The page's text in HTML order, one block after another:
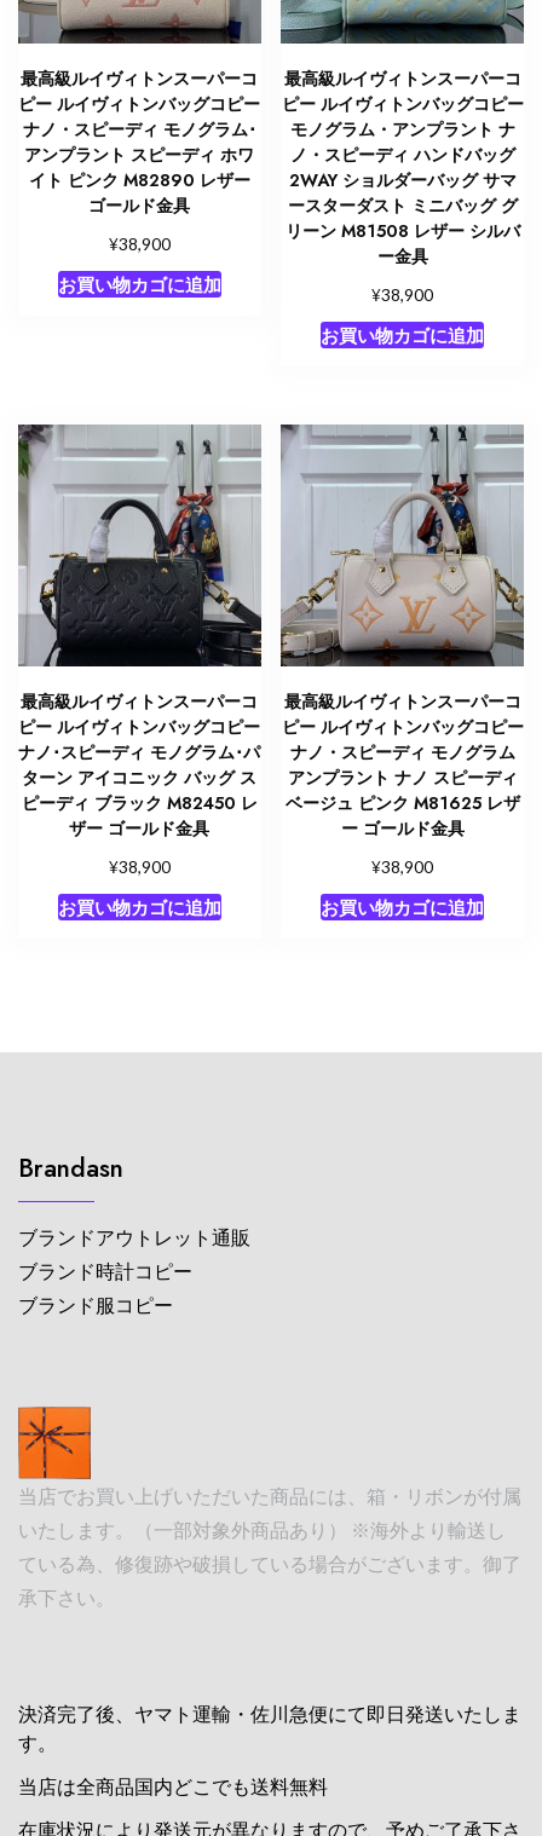
最高級ルイヴィトンスーパーコ
ピー ルイヴィトンバッグコピー
ナノ・スピーディ モノグラム･
アンプラント スピーディ ホワ
イト ピンク M82890 レザー
ゴールド金具
¥38,900
お買い物カゴに追加
最高級ルイヴィトンスーパーコ
ピー ルイヴィトンバッグコピー
モノグラム・アンプラント ナ
ノ・スピーディ ハンドバッグ
2WAY ショルダーバッグ サマ
ースターダスト ミニバッグ グ
リーン M81508 レザー シルバ
ー金具
¥38,900
お買い物カゴに追加
最高級ルイヴィトンスーパーコ
ピー ルイヴィトンバッグコピー
ナノ･スピーディ モノグラム･パ
ターン アイコニック バッグ ス
ピーディ ブラック M82450 レ
ザー ゴールド金具
¥38,900
お買い物カゴに追加
最高級ルイヴィトンスーパーコ
ピー ルイヴィトンバッグコピー
ナノ・スピーディ モノグラム
アンプラント ナノ スピーディ
ベージュ ピンク M81625 レザ
ー ゴールド金具
¥38,900
お買い物カゴに追加
Brandasn
ブランドアウトレット通販
ブランド時計コピー
ブランド服コピー
当店でお買い上げいただいた商品には、箱・リボンが付属
いたします。（一部対象外商品あり） ※海外より輸送し
ている為、修復跡や破損している場合がございます。御了
承下さい。
決済完了後、ヤマト運輸・佐川急便にて即日発送いたしま
す。
当店は全商品国内どこでも送料無料
在庫状況により発送元が異なりますので、予めご了承下さ